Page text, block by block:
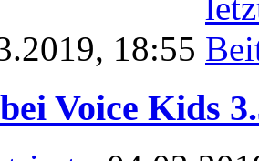
18:55
Voice Kids